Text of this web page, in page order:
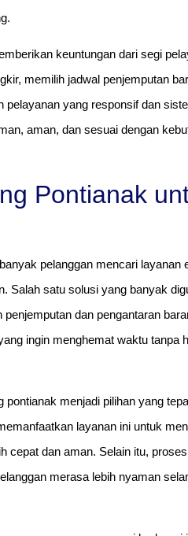
keuntungan dari segi
memilih jadwal penjemputan
pelayanan yang responsif dan
aman, dan sesuai dengan
Pontianak
pelanggan mencari layanan
Salah satu solusi yang banyak
dan pengantaran
ingin menghemat waktu tanpa
menjadi pilihan yang
layanan ini untuk
cepat dan aman. Selain itu,
merasa lebih nyaman